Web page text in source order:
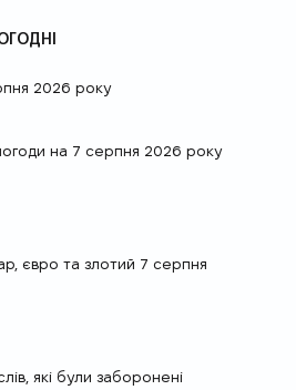
2026 року
на 7 серпня 2026 року
євро та злотий 7 серпня
які були заборонені